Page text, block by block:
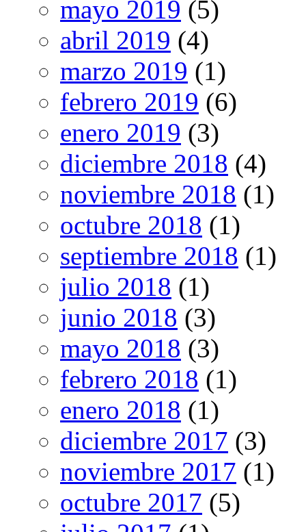
mayo 2019 (5)
abril 2019 (4)
marzo 2019 (1)
febrero 2019 (6)
enero 2019 (3)
diciembre 2018 (4)
noviembre 2018 (1)
octubre 2018 (1)
septiembre 2018 (1)
julio 2018 (1)
junio 2018 (3)
mayo 2018 (3)
febrero 2018 (1)
enero 2018 (1)
diciembre 2017 (3)
noviembre 2017 (1)
octubre 2017 (5)